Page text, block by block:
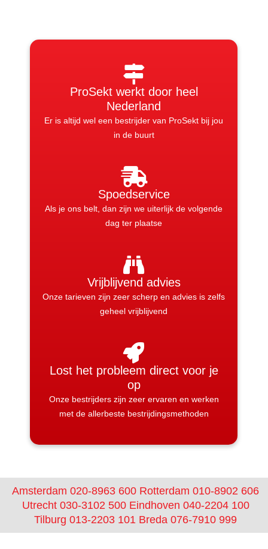
ProSekt werkt door heel
Nederland
Er is altijd wel een bestrijder van ProSekt bij jou
in de buurt
Spoedservice
Als je ons belt, dan zijn we uiterlijk de volgende
dag ter plaatse
Vrijblijvend advies
Onze tarieven zijn zeer scherp en advies is zelfs
geheel vrijblijvend
Lost het probleem direct voor je
op
Onze bestrijders zijn zeer ervaren en werken
met de allerbeste bestrijdingsmethoden
Amsterdam 020-8963 600 Rotterdam 010-8902 606
Utrecht 030-3102 500 Eindhoven 040-2204 100
Tilburg 013-2203 101 Breda 076-7910 999